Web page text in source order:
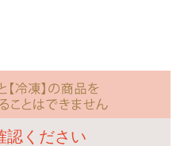
認ください